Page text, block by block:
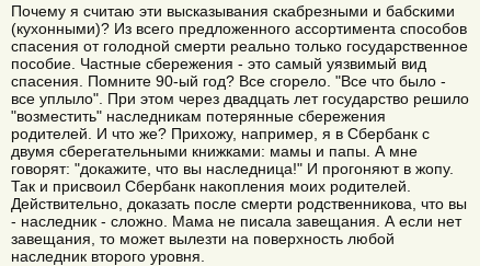
Почему я считаю эти высказывания скабрезными и бабскими
(кухонными)? Из всего предложенного ассортимента способов
спасения от голодной смерти реально только государственное
пособие. Частные сбережения - это самый уязвимый вид
спасения. Помните 90-ый год? Все сгорело. "Все что было -
все уплыло". При этом через двадцать лет государство решило
"возместить" наследникам потерянные сбережения
родителей. И что же? Прихожу, например, я в Сбербанк с
двумя сберегательными книжками: мамы и папы. А мне
говорят: "докажите, что вы наследница!" И прогоняют в жопу.
Так и присвоил Сбербанк накопления моих родителей.
Действительно, доказать после смерти родственникова, что вы
- наследник - сложно. Мама не писала завещания. А если нет
завещания, то может вылезти на поверхность любой
наследник второго уровня.